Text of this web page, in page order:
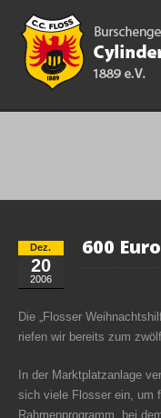
Dez.
20
2006
600
Die „Flosser
riefen wir bereits zum
In der Marktplatzanlage
sich viele Flosser ein, um
Rahmenprogramm, bei